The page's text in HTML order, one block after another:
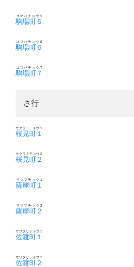
駒場町５
コマバチョウ５
駒場町６
コマバチョウ６
駒場町７
コマバチョウ７
さ行
桜見町１
サクラミチョウ１
桜見町２
サクラミチョウ２
薩摩町１
サツマチョウ１
薩摩町２
サツマチョウ２
佐渡町１
サワタリチョウ１
佐渡町２
サワタリチョウ２